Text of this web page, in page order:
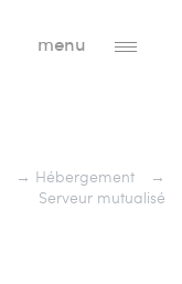
menu
→ Hébergement
→
Serveur mutualisé